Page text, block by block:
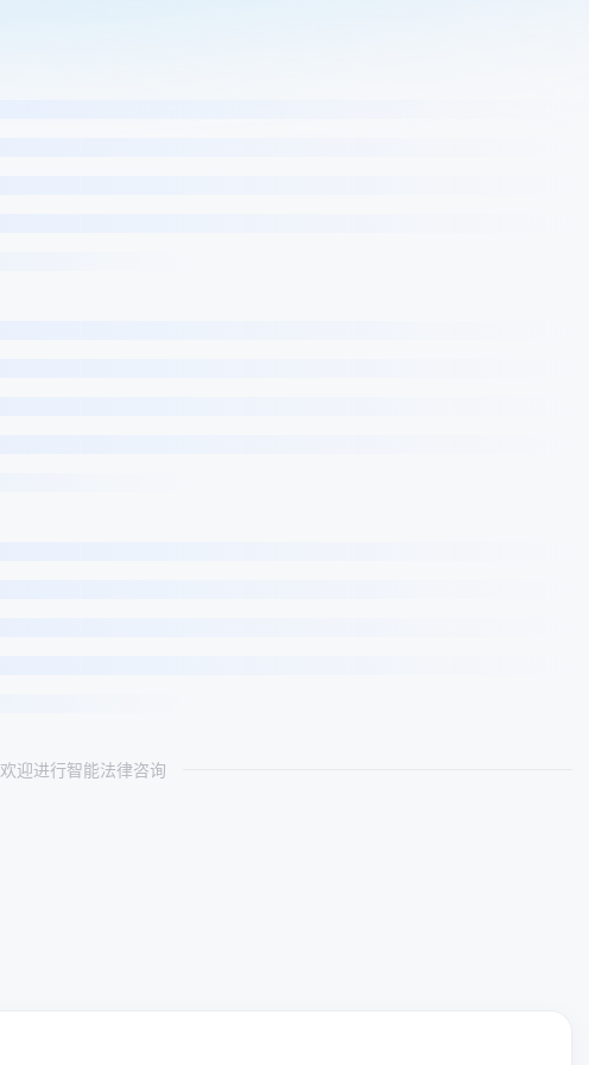
欢迎进行智能法律咨询